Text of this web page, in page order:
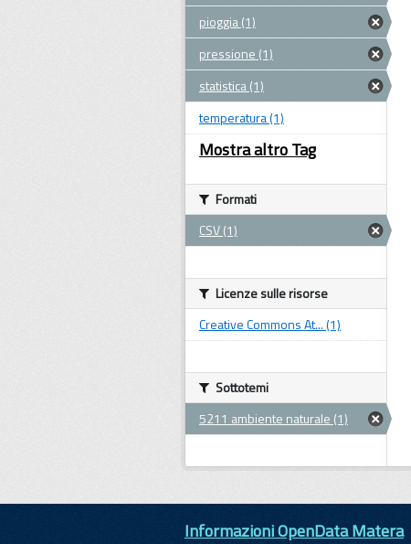
pioggia (1)
pressione (1)
statistica (1)
temperatura (1)
Mostra altro Tag
Formati
CSV (1)
Licenze sulle risorse
Creative Commons At... (1)
Sottotemi
5211 ambiente naturale (1)
Informazioni OpenData Matera